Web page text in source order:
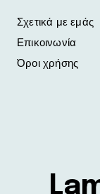
Σχετικά με εμάς
Επικοινωνία
Όροι χρήσης